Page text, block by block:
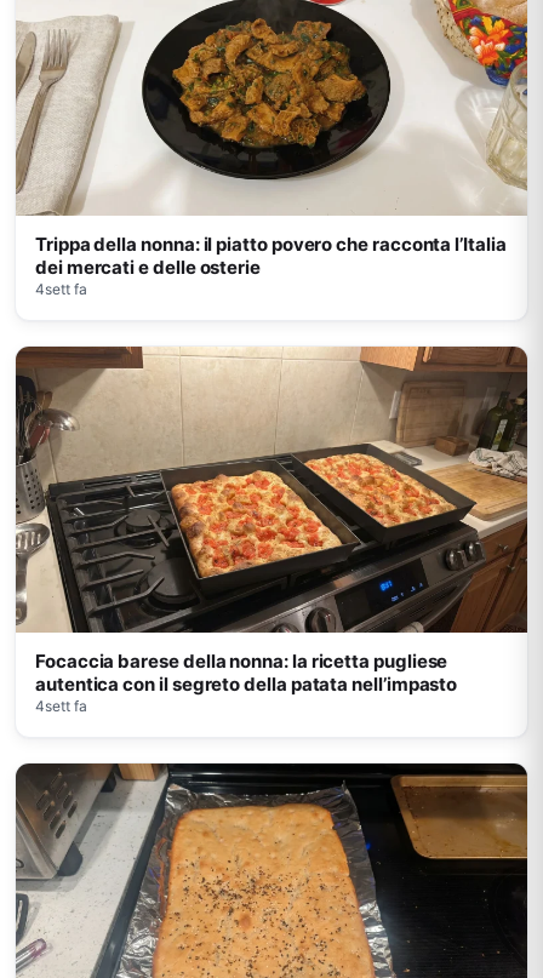
Trippa della nonna: il piatto povero che racconta l’Italia
dei mercati e delle osterie
4sett fa
Focaccia barese della nonna: la ricetta pugliese
autentica con il segreto della patata nell’impasto
4sett fa